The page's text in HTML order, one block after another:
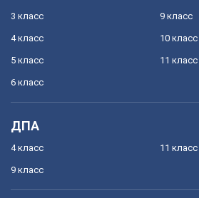
3 класс
4 класс
5 класс
6 класс
9 класс
10 класс
11 класс
ДПА
4 класс
9 класс
11 класс